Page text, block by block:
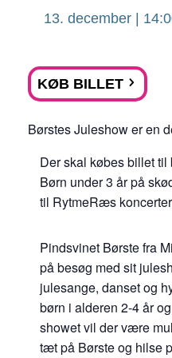
13. december |
KØB BILLET
Børstes Juleshow er en
Der skal købes billet
Børn under 3 år på
til RytmeRæs
Pindsvinet Børste fra
på besøg med sit
julesange, danset og
børn i alderen 2-4 år
showet vil der være
tæt på Børste og hilse